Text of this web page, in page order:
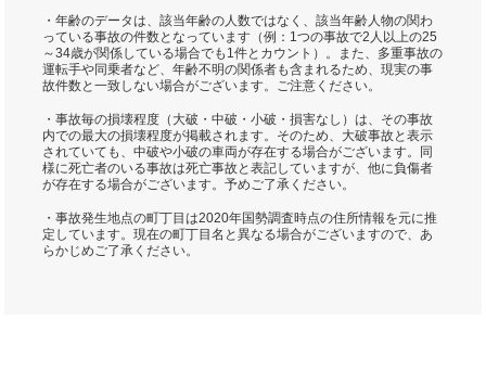
・年齢のデータは、該当年齢の人数ではなく、該当年齢人物の関わ
っている事故の件数となっています（例：1つの事故で2人以上の25
～34歳が関係している場合でも1件とカウント）。また、多重事故の
運転手や同乗者など、年齢不明の関係者も含まれるため、現実の事
故件数と一致しない場合がございます。ご注意ください。
・事故毎の損壊程度（大破・中破・小破・損害なし）は、その事故
内での最大の損壊程度が掲載されます。そのため、大破事故と表示
されていても、中破や小破の車両が存在する場合がございます。同
様に死亡者のいる事故は死亡事故と表記していますが、他に負傷者
が存在する場合がございます。予めご了承ください。
・事故発生地点の町丁目は2020年国勢調査時点の住所情報を元に推
定しています。現在の町丁目名と異なる場合がございますので、あ
らかじめご了承ください。